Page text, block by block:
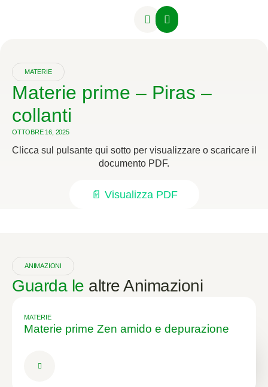
MATERIE
Materie prime – Piras –
collanti
OTTOBRE 16, 2025
Clicca sul pulsante qui sotto per visualizzare o scaricare il
documento PDF.
📄 Visualizza PDF
ANIMAZIONI
Guarda le altre Animazioni
MATERIE
Materie prime Zen amido e depurazione